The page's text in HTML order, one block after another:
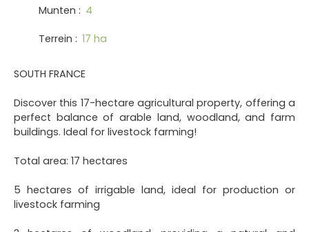
Munten : 4
Terrein : 17 ha
SOUTH FRANCE
Discover this 17-hectare agricultural property, offering a
perfect balance of arable land, woodland, and farm
buildings. Ideal for livestock farming!
Total area: 17 hectares
5 hectares of irrigable land, ideal for production or
livestock farming